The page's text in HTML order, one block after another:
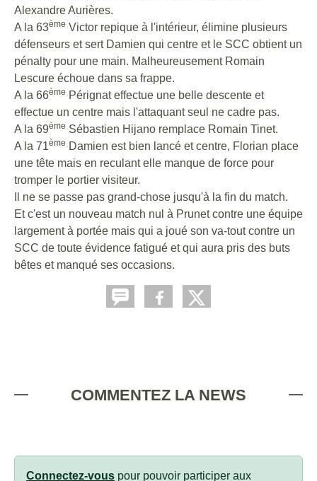
Alexandre Aurières.
A la 63ème Victor repique à l'intérieur, élimine plusieurs
défenseurs et sert Damien qui centre et le SCC obtient un
pénalty pour une main. Malheureusement Romain
Lescure échoue dans sa frappe.
A la 66ème Pérignat effectue une belle descente et
effectue un centre mais l'attaquant seul ne cadre pas.
A la 69ème Sébastien Hijano remplace Romain Tinet.
A la 71ème Damien est bien lancé et centre, Florian place
une tête mais en reculant elle manque de force pour
tromper le portier visiteur.
Il ne se passe pas grand-chose jusqu'à la fin du match.
Et c'est un nouveau match nul à Prunet contre une équipe
largement à portée mais qui a joué son va-tout contre un
SCC de toute évidence fatigué et qui aura pris des buts
bêtes et manqué ses occasions.
COMMENTEZ LA NEWS
Connectez-vous pour pouvoir participer aux